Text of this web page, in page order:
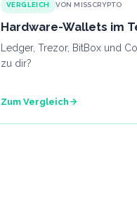
VERGLEICH VON MISSCRYPTO
Hardware-Wallets im
Ledger, Trezor, BitBox und
zu dir?
Zum Vergleich